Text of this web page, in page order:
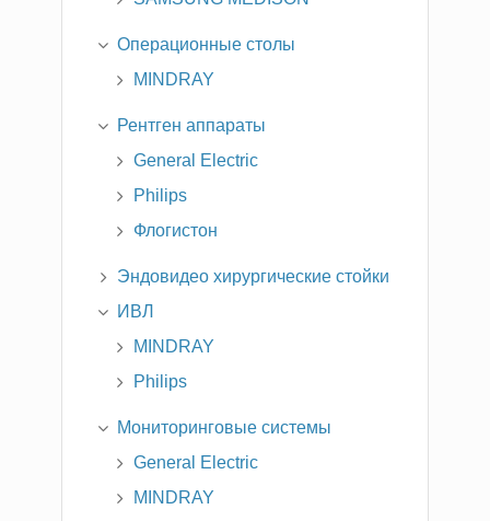
Операционные столы
MINDRAY
Рентген аппараты
General Electric
Philips
Флогистон
Эндовидео хирургические стойки
ИВЛ
MINDRAY
Philips
Мониторинговые системы
General Electric
MINDRAY